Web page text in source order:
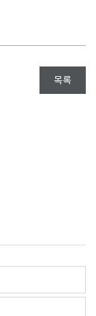
목록